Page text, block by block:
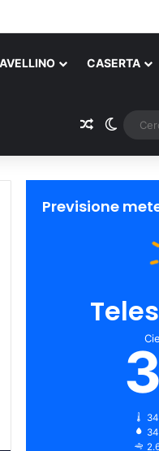
AVELLINO CASERTA
Un articolo
Previsione